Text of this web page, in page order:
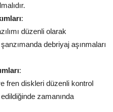
:
düzenli olarak
debriyaj aşınmaları
:
fren diskleri düzenli kontrol
zamanında